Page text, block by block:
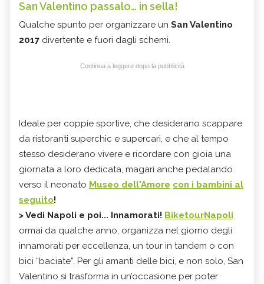
San Valentino passalo… in sella!
Qualche spunto per organizzare un San Valentino
2017 divertente e fuori dagli schemi.
Continua a leggere dopo la pubblicità
Ideale per coppie sportive, che desiderano scappare
da ristoranti superchic e supercari, e che al tempo
stesso desiderano vivere e ricordare con gioia una
giornata a loro dedicata, magari anche pedalando
verso il neonato Museo dell'Amore con i bambini al
seguito!
>Vedi Napoli e poi... Innamorati! BiketourNapoli
ormai da qualche anno, organizza nel giorno degli
innamorati per eccellenza, un tour in tandem o con
bici “baciate”. Per gli amanti delle bici, e non solo, San
Valentino si trasforma in un’occasione per poter